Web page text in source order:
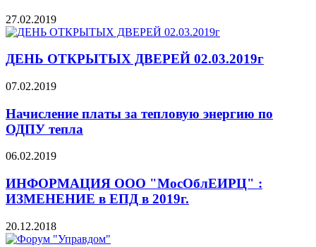
27.02.2019
ДЕНЬ ОТКРЫТЫХ ДВЕРЕЙ 02.03.2019г
07.02.2019
Начисление платы за тепловую энергию по
ОДПУ тепла
06.02.2019
ИНФОРМАЦИЯ ООО "МосОблЕИРЦ" :
ИЗМЕНЕНИЕ в ЕПД в 2019г.
20.12.2018